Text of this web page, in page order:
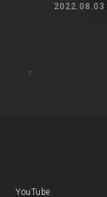
2022.08.03
YouTube